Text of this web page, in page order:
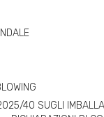
40 SUGLI